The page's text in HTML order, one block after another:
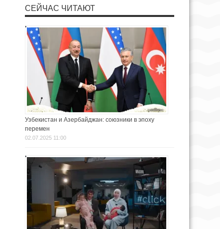
СЕЙЧАС ЧИТАЮТ
Узбекистан и Азербайджан: союзники в эпоху
перемен
02.07.2025 11:00